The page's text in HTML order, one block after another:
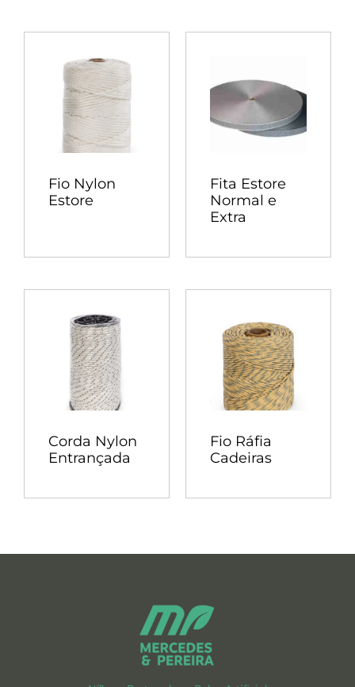
Fio Nylon
Estore
Fita Estore
Normal e
Extra
Corda Nylon
Entrançada
Fio Ráfia
Cadeiras